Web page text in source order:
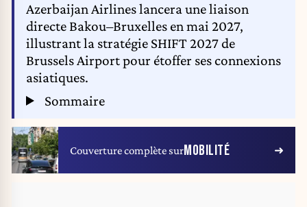
Azerbaijan Airlines lancera une liaison
directe Bakou–Bruxelles en mai 2027,
illustrant la stratégie SHIFT 2027 de
Brussels Airport pour étoffer ses connexions
asiatiques.
Sommaire
Couverture complète surMOBILITÉ